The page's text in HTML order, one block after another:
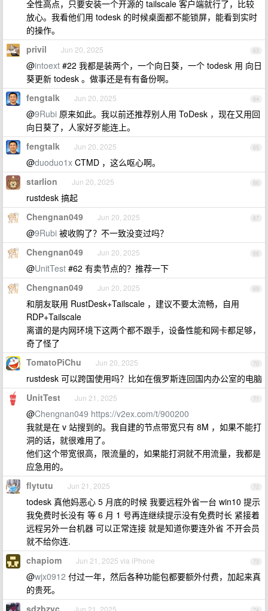
全性高点，只要安装一个开源的 tailscale 客户端就行了，比较
放心。我看他们用 todesk 的时候桌面都不能锁屏，能看到实时
的操作。
63
privil Jun 20, 2025
@intoext #22 我都是装两个，一个向日葵，一个 todesk 用 向日
葵更新 todesk 。做事还是有有备份啊。
64
fengtalk Jun 20, 2025
@9Rubi 原来如此。我以前还推荐别人用 ToDesk ，现在又用回
向日葵了，人家好歹能连上。
65
fengtalk Jun 20, 2025
@duoduo1x CTMD ，这么呕心啊。
66
starlion Jun 20, 2025
rustdesk 搞起
67
Chengnan049 Jun 20, 2025
@9Rubi 被收购了？不一致没变过吗？
68
Chengnan049 Jun 20, 2025
@UnitTest #62 有卖节点的？推荐一下
69
Chengnan049 Jun 20, 2025
和朋友联用 RustDesk+Tailscale ，建议不要太流畅，自用
RDP+Tailscale
离谱的是内网环境下这两个都不跟手，设备性能和网卡都足够，
奇了怪了
70
TomatoPiChu Jun 20, 2025
rustdesk 可以跨国使用吗？比如在俄罗斯连回国内办公室的电脑
71
UnitTest Jun 21, 2025
@Chengnan049 https://v2ex.com/t/900200
我就是在 v 站搜到的。我自建的节点带宽只有 8M ，如果不能打
洞的话，就很难用了。
他们这个带宽很高，限流量的，如果能打洞就不用流量，我都是
应急用的。
72
flytutu Jun 21, 2025
todesk 真他妈恶心 5 月底的时候 我要远程外省一台 win10 提示
我免费时长没有 等 6 月 1 号再连继续提示没有免费时长 紧接着
远程另外一台机器 可以正常连接 就是知道你要连外省 不开会员
就不给你连.
73
chapiom Jun 21, 2025 via iPhone
@wjx0912 付过一年，然后各种功能包都要额外付费，加起来真
的贵死。
sdzbzyc Jun 21, 2025